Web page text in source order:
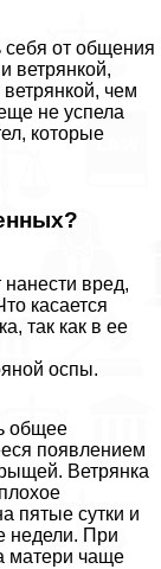
себя от общения
ветрянкой,
чем
не успела
которые
вред,
касается
так как в ее
оспы.
общее
появлением
Ветрянка
пятые сутки и
недели. При
матери чаще